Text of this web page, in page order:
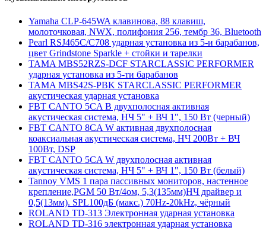
Yamaha CLP-645WA клавинова, 88 клавиш,
молоточковая, NWX, полифония 256, тембр 36, Bluetooth
Pearl RSJ465C/C708 ударная установка из 5-и барабанов,
цвет Grindstone Sparkle + стойки и тарелки
TAMA MBS52RZS-DCF STARCLASSIC PERFORMER
ударная установка из 5-ти барабанов
TAMA MBS42S-PBK STARCLASSIC PERFORMER
акустическая ударная установка
FBT CANTO 5CA B двухполосная активная
акустическая система, НЧ 5" + ВЧ 1", 150 Вт (черный)
FBT CANTO 8CA W активная двухполосная
коаксиальная акустическая система, НЧ 200Вт + ВЧ
100Вт, DSP
FBT CANTO 5CA W двухполосная активная
акустическая система, НЧ 5" + ВЧ 1", 150 Вт (белый)
Tannoy VMS 1 пара пассивных мониторов, настенное
крепление,PGM 50 Вт/4ом, 5,3(135мм)НЧ драйвер и
0,5(13мм). SPL100дБ (макс.) 70Hz-20kHz, чёрный
ROLAND TD-313 Электронная ударная установка
ROLAND TD-316 электронная ударная установка